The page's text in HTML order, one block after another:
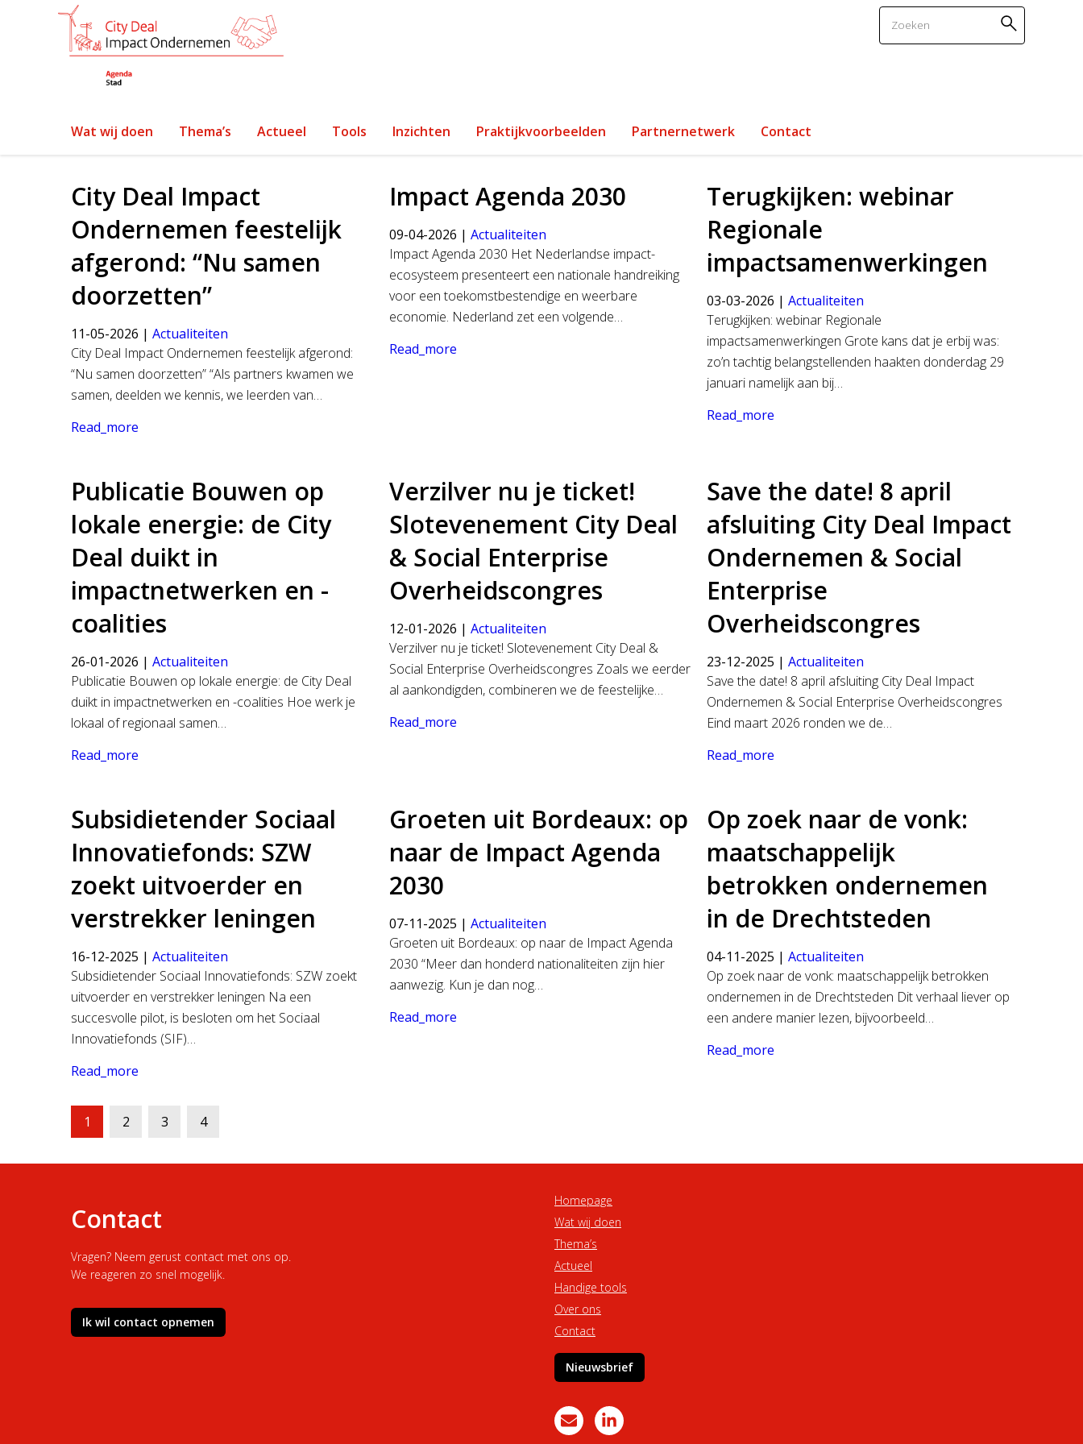
Wat wij doen Thema’s Actueel Tools Inzichten Praktijkvoorbeelden Partnernetwerk Contact
Auteur:cdio.jan
City Deal Impact
Ondernemen feestelijk
afgerond: “Nu samen
doorzetten”
11-05-2026 | Actualiteiten
City Deal Impact Ondernemen feestelijk afgerond:
“Nu samen doorzetten” “Als partners kwamen we
samen, deelden we kennis, we leerden van…
Read_more
Impact Agenda 2030
09-04-2026 | Actualiteiten
Impact Agenda 2030 Het Nederlandse impact-
ecosysteem presenteert een nationale handreiking
voor een toekomstbestendige en weerbare
economie. Nederland zet een volgende…
Read_more
Terugkijken: webinar
Regionale
impactsamenwerkingen
03-03-2026 |Actualiteiten
Terugkijken: webinar Regionale
impactsamenwerkingen Grote kans dat je erbij was:
zo’n tachtig belangstellenden haakten donderdag 29
januari namelijk aan bij…
Read_more
Publicatie Bouwen op
lokale energie: de City
Deal duikt in
impactnetwerken en -
coalities
26-01-2026 | Actualiteiten
Publicatie Bouwen op lokale energie: de City Deal
duikt in impactnetwerken en -coalities Hoe werk je
lokaal of regionaal samen…
Read_more
Verzilver nu je ticket!
Slotevenement City Deal
& Social Enterprise
Overheidscongres
12-01-2026 | Actualiteiten
Verzilver nu je ticket! Slotevenement City Deal &
Social Enterprise Overheidscongres Zoals we eerder
al aankondigden, combineren we de feestelijke…
Read_more
Save the date! 8 april
afsluiting City Deal Impact
Ondernemen & Social
Enterprise
Overheidscongres
23-12-2025 |Actualiteiten
Save the date! 8 april afsluiting City Deal Impact
Ondernemen & Social Enterprise Overheidscongres
Eind maart 2026 ronden we de…
Read_more
Subsidietender Sociaal
Innovatiefonds: SZW
zoekt uitvoerder en
verstrekker leningen
16-12-2025 | Actualiteiten
Subsidietender Sociaal Innovatiefonds: SZW zoekt
uitvoerder en verstrekker leningen Na een
succesvolle pilot, is besloten om het Sociaal
Innovatiefonds (SIF)…
Read_more
Groeten uit Bordeaux: op
naar de Impact Agenda
2030
07-11-2025 | Actualiteiten
Groeten uit Bordeaux: op naar de Impact Agenda
2030 “Meer dan honderd nationaliteiten zijn hier
aanwezig. Kun je dan nog…
Read_more
Op zoek naar de vonk:
maatschappelijk
betrokken ondernemen
in de Drechtsteden
04-11-2025 |Actualiteiten
Op zoek naar de vonk: maatschappelijk betrokken
ondernemen in de Drechtsteden Dit verhaal liever op
een andere manier lezen, bijvoorbeeld…
Read_more
Berichten
1 2 3 4
Contact
Vragen? Neem gerust contact met ons op.
We reageren zo snel mogelijk.
Ik wil contact opnemen
Homepage
Wat wij doen
Thema’s
Actueel
Handige tools
Over ons
Contact
Nieuwsbrief